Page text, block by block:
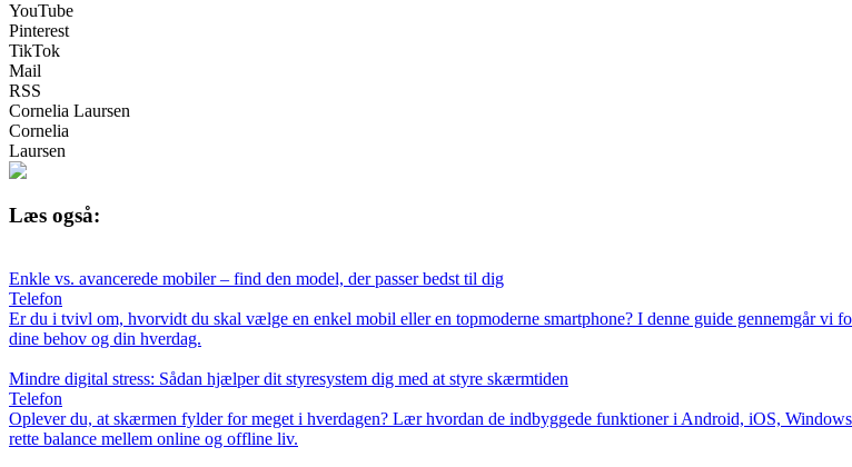
YouTube
Pinterest
TikTok
Mail
RSS
Cornelia Laursen
Cornelia
Laursen
Læs også:
Enkle vs. avancerede mobiler – find den model, der passer bedst til dig
Telefon
Er du i tvivl om, hvorvidt du skal vælge en enkel mobil eller en topmoderne smartphone? I denne guide gennemgår vi
dine behov og din hverdag.
Mindre digital stress: Sådan hjælper dit styresystem dig med at styre skærmtiden
Telefon
Oplever du, at skærmen fylder for meget i hverdagen? Lær hvordan de indbyggede funktioner i Android, iOS,
rette balance mellem online og offline liv.